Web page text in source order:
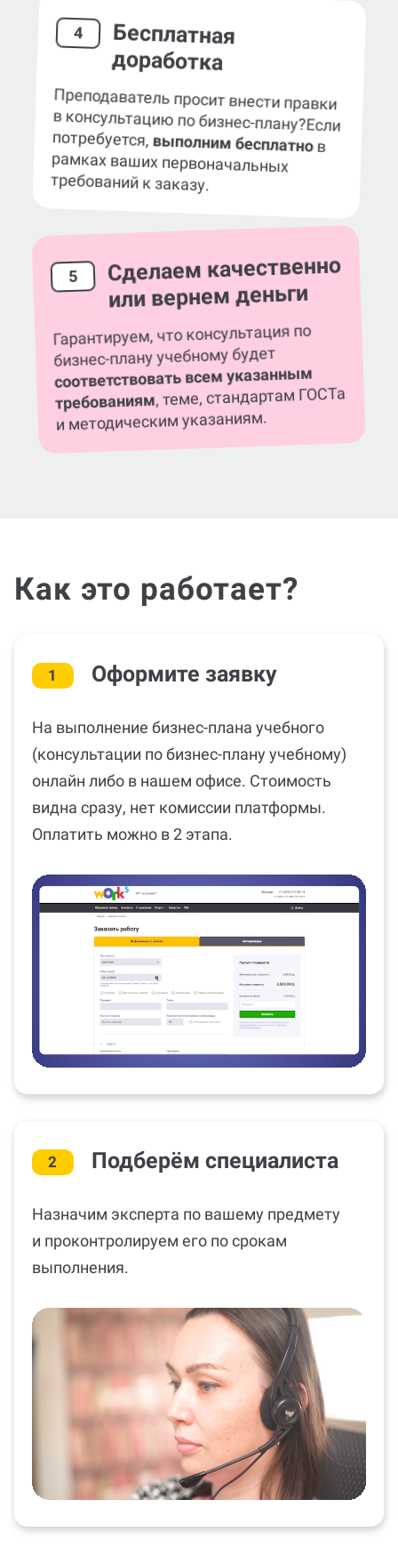
4 Бесплатная
доработка
Преподаватель просит внести правки
в консультацию по бизнес-плану?Если
потребуется,выполним бесплатнов
рамках ваших первоначальных
требований к заказу.
5 Сделаем качественно
или вернем деньги
Гарантируем, что консультация по
бизнес-плану учебному будет
соответствовать всем указанным
требованиям, теме, стандартам ГОСТа
и методическим указаниям.
Как это работает?
1 Оформите заявку
На выполнение бизнес-плана учебного
(консультации по бизнес-плану учебному)
онлайн либо в нашем офисе. Стоимость
видна сразу, нет комиссии платформы.
Оплатить можно в 2 этапа.
2 Подберём специалиста
Назначим эксперта по вашему предмету
и проконтролируем его по срокам
выполнения.